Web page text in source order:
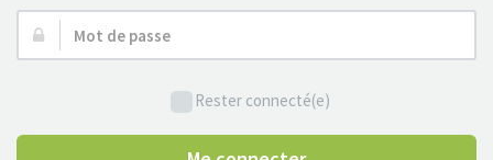
Mot
de
Rester connecté(e)